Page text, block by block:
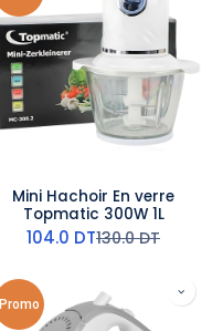
Mini Hachoir En verre
Topmatic 300W 1L
104.0 DT130.0DT
Promo